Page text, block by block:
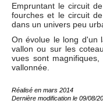
Empruntant le circuit
fourches et le circuit
dans un univers peu
On évolue le long d'un
vallon ou sur les
vues sont
vallonnée.
Réalisé en mars 2014
Dernière modification le 09/08/